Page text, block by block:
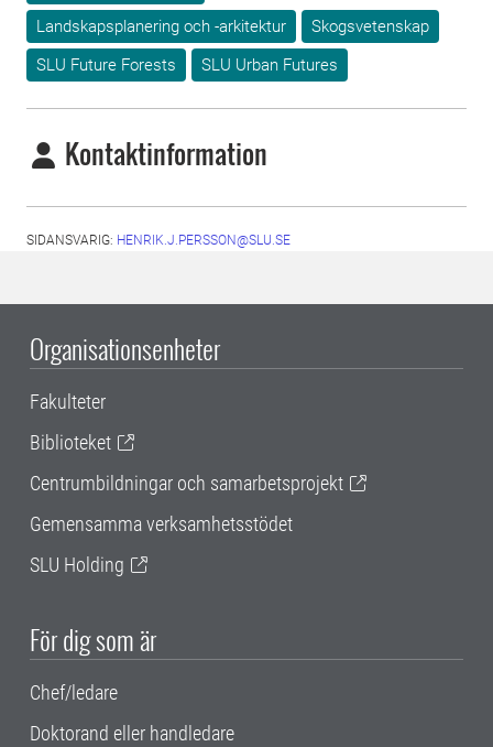
Landskapsplanering och -arkitektur
Skogsvetenskap
SLU Future Forests
SLU Urban Futures
Kontaktinformation
SIDANSVARIG: HENRIK.J.PERSSON@SLU.SE
Organisationsenheter
Fakulteter
Biblioteket
Centrumbildningar och samarbetsprojekt
Gemensamma verksamhetsstödet
SLU Holding
För dig som är
Chef/ledare
Doktorand eller handledare